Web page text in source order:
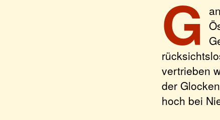
G
vertrieben
der
hoch bei